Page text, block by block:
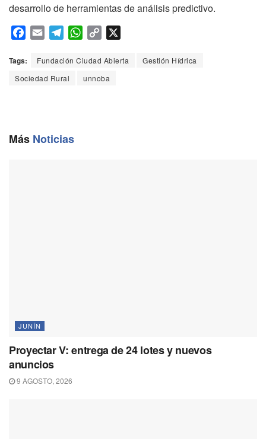
desarrollo de herramientas de análisis predictivo.
c
e
a
i
l
e
W
a
t
p
y
Tags: Fundación Ciudad Abierta
Gestión Hídrica
Sociedad Rural
unnoba
Más Noticias
JUNÍN
Proyectar V: entrega de 24 lotes y nuevos
anuncios
9 AGOSTO, 2026